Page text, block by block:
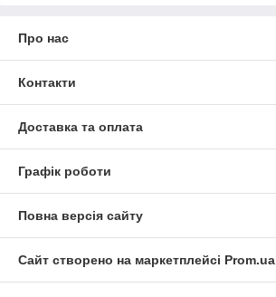
Про нас
Контакти
Доставка та оплата
Графік роботи
Повна версія сайту
Сайт створено на маркетплейсі Prom.ua